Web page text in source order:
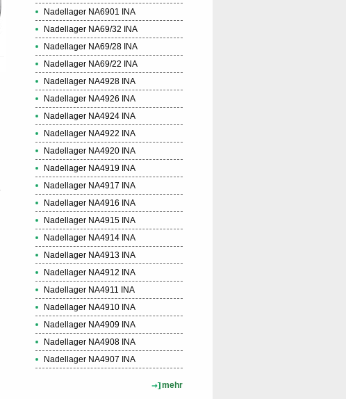
Nadellager NA6901 INA
Nadellager NA69/32 INA
Nadellager NA69/28 INA
Nadellager NA69/22 INA
Nadellager NA4928 INA
Nadellager NA4926 INA
Nadellager NA4924 INA
Nadellager NA4922 INA
Nadellager NA4920 INA
Nadellager NA4919 INA
Nadellager NA4917 INA
Nadellager NA4916 INA
Nadellager NA4915 INA
Nadellager NA4914 INA
Nadellager NA4913 INA
Nadellager NA4912 INA
Nadellager NA4911 INA
Nadellager NA4910 INA
Nadellager NA4909 INA
Nadellager NA4908 INA
Nadellager NA4907 INA
mehr